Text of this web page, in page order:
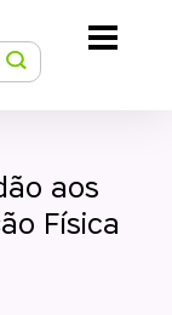
aos
Física